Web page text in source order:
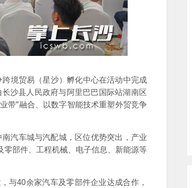
境贸易（星沙）孵化中心在活动中完成
沙县人民政府与阿里巴巴国际站湖南区
带”融合、以数字智能技术重塑外贸竞争
汽车城与汽配城，区位优势突出，产业
部件、工程机械、电子信息、新能源等
与40余家汽车及零部件企业达成合作，